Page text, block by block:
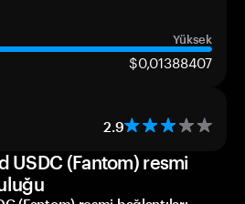
Yüksek
$0,01388407
2.9
USDC (Fantom) resmi